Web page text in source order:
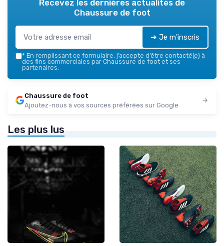
Recevez les dernières actualités de
Chaussure de foot
➔ Je m'inscris
* En remplissant ce formulaire, j’accepte d’être contacté(e) à
des fins commerciales par Chaussure de foot et ses
partenaires.
Chaussure de foot
Ajoutez-nous à vos sources préférées sur Google
Les plus lus